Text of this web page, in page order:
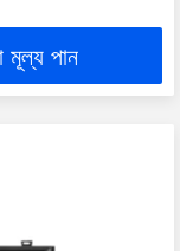
মূল্য পান